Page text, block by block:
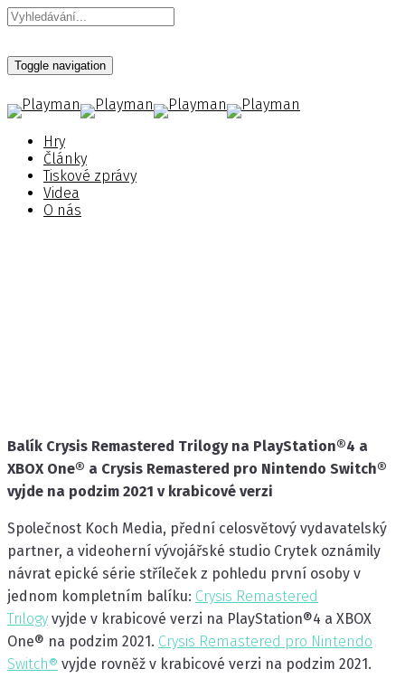
Toggle navigation
Hry
Články
Tiskové zprávy
Videa
O nás
Balík Crysis Remastered Trilogy na PlayStation®4 a
XBOX One® a Crysis Remastered pro Nintendo Switch®
vyjde na podzim 2021 v krabicové verzi
Společnost Koch Media, přední celosvětový vydavatelský
partner, a videoherní vývojářské studio Crytek oznámily
návrat epické série stříleček z pohledu první osoby v
jednom kompletním balíku: Crysis Remastered
Trilogy vyjde v krabicové verzi na PlayStation®4 a XBOX
One® na podzim 2021. Crysis Remastered pro Nintendo
Switch® vyjde rovněž v krabicové verzi na podzim 2021.